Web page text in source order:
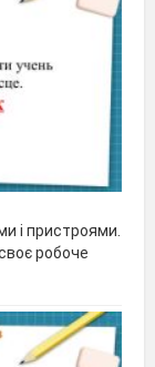
і пристроями.
робоче